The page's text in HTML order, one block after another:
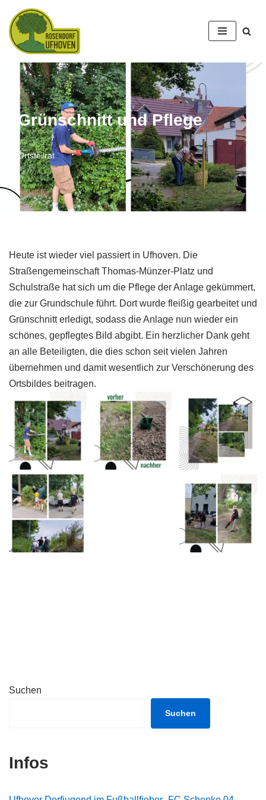
Zum
Inhalt
springen
Grünschnitt und Pflege
Ortsteilrat
Heute ist wieder viel passiert in Ufhoven. Die
Straßengemeinschaft Thomas-Münzer-Platz und
Schulstraße hat sich um die Pflege der Anlage gekümmert,
die zur Grundschule führt. Dort wurde fleißig gearbeitet und
Grünschnitt erledigt, sodass die Anlage nun wieder ein
schönes, gepflegtes Bild abgibt. Ein herzlicher Dank geht
an alle Beteiligten, die dies schon seit vielen Jahren
übernehmen und damit wesentlich zur Verschönerung des
Ortsbildes beitragen.
Suchen
Suchen
Infos